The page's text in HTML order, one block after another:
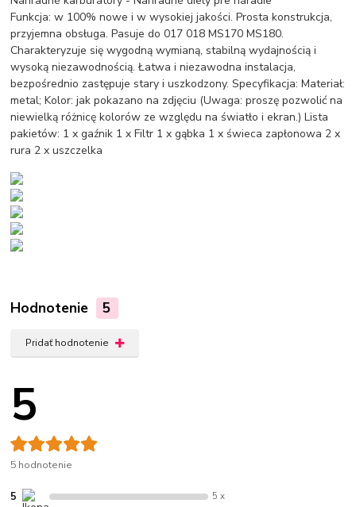
Funkcja: w 100% nowe i w wysokiej jakości. Prosta konstrukcja,
przyjemna obsługa. Pasuje do 017 018 MS170 MS180.
Charakteryzuje się wygodną wymianą, stabilną wydajnością i
wysoką niezawodnością. Łatwa i niezawodna instalacja,
bezpośrednio zastępuje stary i uszkodzony. Specyfikacja: Materiał:
metal; Kolor: jak pokazano na zdjęciu (Uwaga: proszę pozwolić na
niewielką różnicę kolorów ze względu na światło i ekran.) Lista
pakietów: 1 x gaźnik 1 x Filtr 1 x gąbka 1 x świeca zapłonowa 2 x
rura 2 x uszczelka
Hodnotenie 5
Pridať hodnotenie
5
5 hodnotenie
5 5 x